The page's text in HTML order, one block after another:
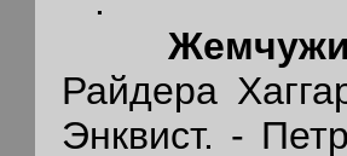
Райдера
Энквист. -